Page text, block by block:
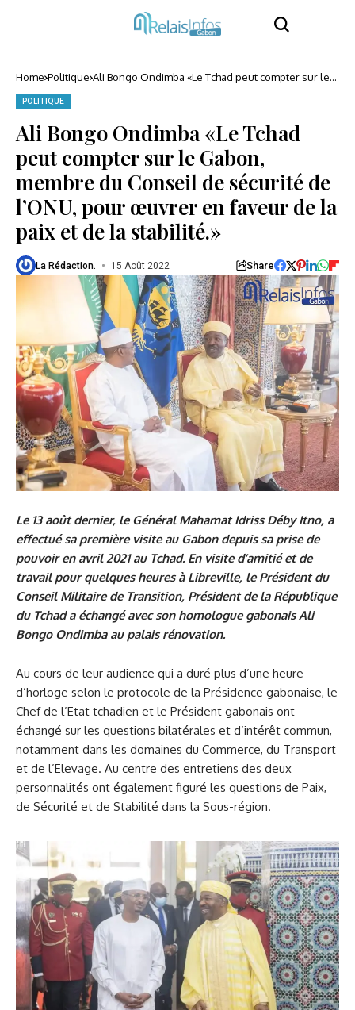
Home Politique Ali Bongo Ondimba «Le Tchad peut compter sur le
POLITIQUE
Ali Bongo Ondimba «Le Tchad
peut compter sur le Gabon,
membre du Conseil de sécurité de
l’ONU, pour œuvrer en faveur de la
paix et de la stabilité.»
La Rédaction. 15 Août 2022 Share
Le 13 août dernier, le Général Mahamat Idriss Déby Itno, a
effectué sa première visite au Gabon depuis sa prise de
pouvoir en avril 2021 au Tchad. En visite d’amitié et de
travail pour quelques heures à Libreville, le Président du
Conseil Militaire de Transition, Président de la République
du Tchad a échangé avec son homologue gabonais Ali
Bongo Ondimba au palais rénovation.
Au cours de leur audience qui a duré plus d’une heure
d’horloge selon le protocole de la Présidence gabonaise, le
Chef de l’Etat tchadien et le Président gabonais ont
échangé sur les questions bilatérales et d’intérêt commun,
notamment dans les domaines du Commerce, du Transport
et de l’Elevage. Au centre des entretiens des deux
personnalités ont également figuré les questions de Paix,
de Sécurité et de Stabilité dans la Sous-région.